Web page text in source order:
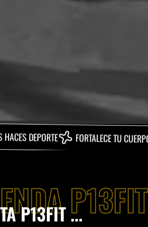
FORTALECE TU CUERPO
P13FIT ...P13FIT